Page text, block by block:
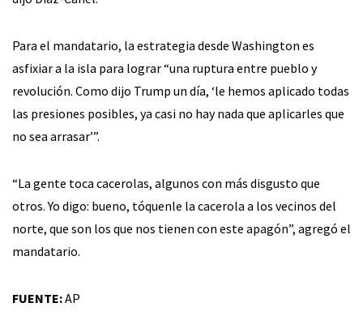
Para el mandatario, la estrategia desde Washington es
asfixiar a la isla para lograr “una ruptura entre pueblo y
revolución. Como dijo Trump un día, ‘le hemos aplicado todas
las presiones posibles, ya casi no hay nada que aplicarles que
no sea arrasar’”.
“La gente toca cacerolas, algunos con más disgusto que
otros. Yo digo: bueno, tóquenle la cacerola a los vecinos del
norte, que son los que nos tienen con este apagón”, agregó el
mandatario.
FUENTE:AP